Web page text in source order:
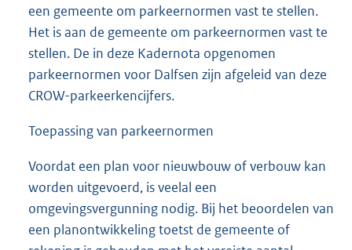
een gemeente om parkeernormen vast te stellen.
Het is aan de gemeente om parkeernormen vast te
stellen. De in deze Kadernota opgenomen
parkeernormen voor Dalfsen zijn afgeleid van deze
CROW-parkeerkencijfers.
Toepassing van parkeernormen
Voordat een plan voor nieuwbouw of verbouw kan
worden uitgevoerd, is veelal een
omgevingsvergunning nodig. Bij het beoordelen van
een planontwikkeling toetst de gemeente of